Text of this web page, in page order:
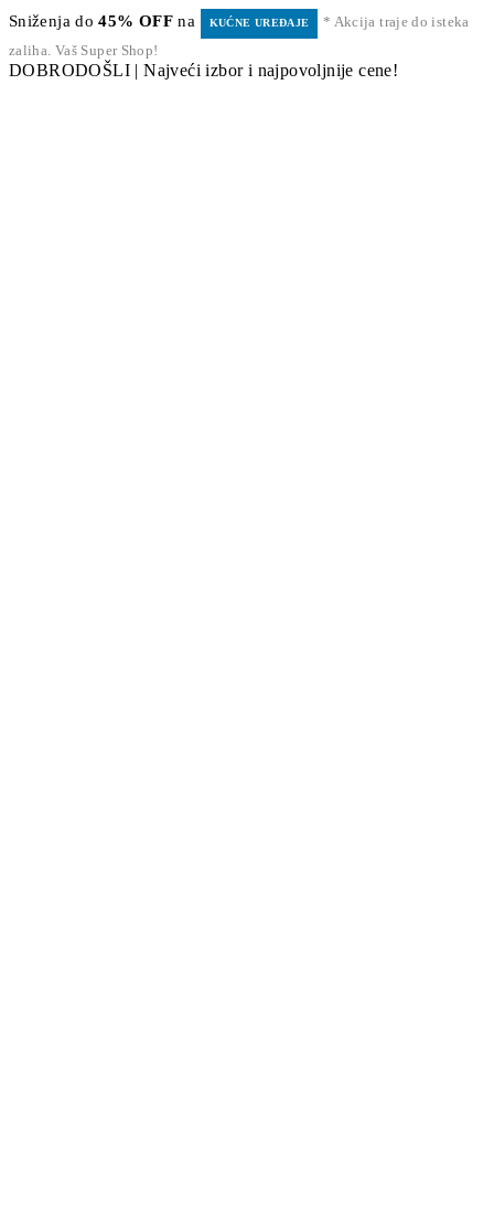
Sniženja do45% OFF na KUĆNE UREĐAJE
* Akcija traje do isteka
zaliha. Vaš Super Shop!
DOBRODOŠLI | Najveći izbor i najpovoljnije cene!